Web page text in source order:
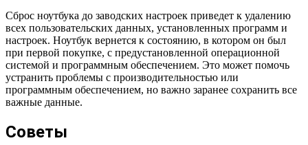
Сброс ноутбука до заводских настроек приведет к удалению
всех пользовательских данных, установленных программ и
настроек. Ноутбук вернется к состоянию, в котором он был
при первой покупке, с предустановленной операционной
системой и программным обеспечением. Это может помочь
устранить проблемы с производительностью или
программным обеспечением, но важно заранее сохранить все
важные данные.
Советы